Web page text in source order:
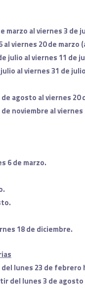
marzo al viernes 3 de
viernes 20 de marzo
julio al viernes 11 de
al viernes 31 de
agosto al viernes 20
noviembre al
6 de marzo.
18 de diciembre.
lunes 23 de febrero
del lunes 3 de